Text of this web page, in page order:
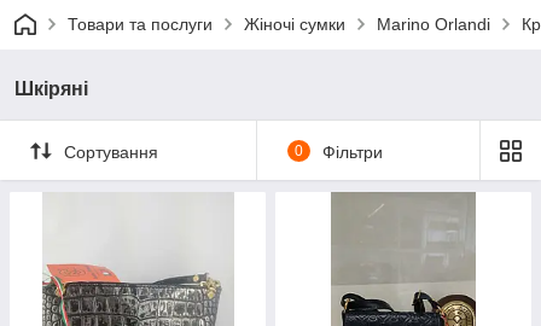
Товари та послуги Жіночі сумки Marino Orlandi
Шкіряні
Сортування 0 Фільтри